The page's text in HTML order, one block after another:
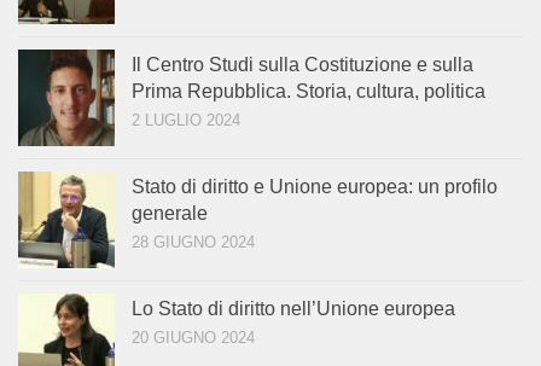
Il Centro Studi sulla Costituzione e sulla
Prima Repubblica. Storia, cultura, politica
2 LUGLIO 2024
Stato di diritto e Unione europea: un profilo
generale
28 GIUGNO 2024
Lo Stato di diritto nell’Unione europea
20 GIUGNO 2024